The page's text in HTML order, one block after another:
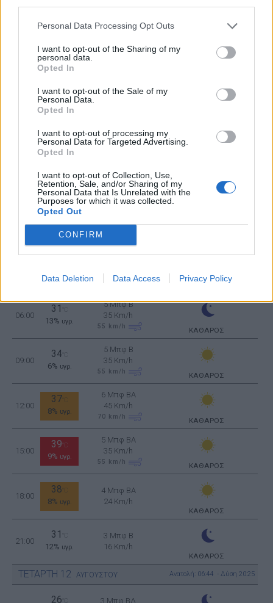
Personal Data Processing Opt Outs
I want to opt-out of the Sharing of my
personal data.
Opted In
I want to opt-out of the Sale of my
Personal Data.
Opted In
I want to opt-out of processing my
Personal Data for Targeted Advertising.
Opted In
I want to opt-out of Collection, Use,
Retention, Sale, and/or Sharing of my
Personal Data that Is Unrelated with the
Purposes for which it was collected.
Opted Out
CONFIRM
Data Deletion Data Access Privacy Policy
22%υγρ.
45 Km/h
38°C
20%
37°C
ΚΑΘΑΡΟΣ
33°C
ΤΡΙΤΗ11 ΑΥΓΟΥΣΤΟΥ Ανατολή: 06:43 - Δύση 20:26
00:00
26%υγρ.
24% υγρ.
24 Km/h
ΚΑΘΑΡΟΣ
06:00
31
13% υγρ.
5 Μπφ B
35 Km/h
55 km/h ΚΑΘΑΡΟΣ
09:00
34°C
6% υγρ.
5 Μπφ B
35 Km/h
55 km/h ΚΑΘΑΡΟΣ
12:00
37
8% υγρ.
6 Μπφ BA
45 Km/h
70 km/h ΚΑΘΑΡΟΣ
15:00
39 °C
9% υγρ.
5 Μπφ BA
35 Km/h
55 km/h ΚΑΘΑΡΟΣ
18:00
38
8% υγρ.
4 Μπφ BA
24 Km/h
ΚΑΘΑΡΟΣ
21:00
31
12% υγρ.
3 Μπφ B
16 Km/h
ΚΑΘΑΡΟΣ
ΤΕΤΑΡΤΗ 12 ΑΥΓΟΥΣΤΟΥ Ανατολή: 06:44 - Δύση 20:25
26 3 Μπφ ΒΔ